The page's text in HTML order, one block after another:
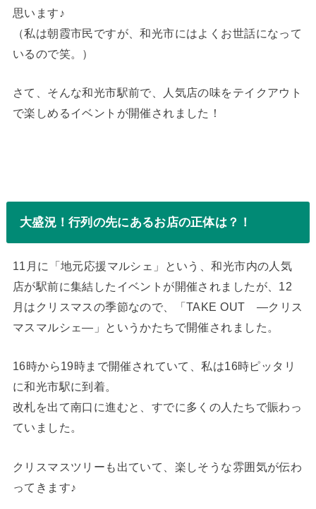
思います♪
（私は朝霞市民ですが、和光市にはよくお世話になって
いるので笑。）
さて、そんな和光市駅前で、人気店の味をテイクアウト
で楽しめるイベントが開催されました！
大盛況！行列の先にあるお店の正体は？！
11月に「地元応援マルシェ」という、和光市内の人気
店が駅前に集結したイベントが開催されましたが、12
月はクリスマスの季節なので、「TAKE OUT ―クリス
マスマルシェ―」というかたちで開催されました。
16時から19時まで開催されていて、私は16時ピッタリ
に和光市駅に到着。
改札を出て南口に進むと、すでに多くの人たちで賑わっ
ていました。
クリスマスツリーも出ていて、楽しそうな雰囲気が伝わ
ってきます♪